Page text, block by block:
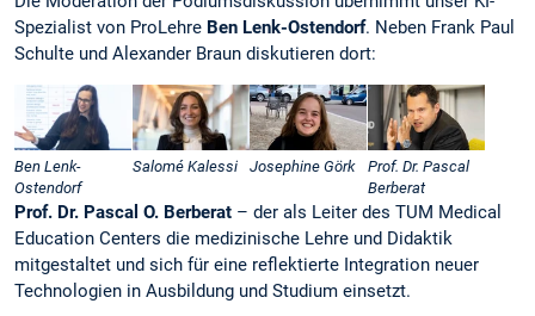
Spezialist von ProLehre Ben Lenk-Ostendorf. Neben Frank Paul
Schulte und Alexander Braun diskutieren dort:
Ben Lenk-
Ostendorf
Salomé Kalessi Josephine Görk
Prof. Dr. Pascal
Berberat
Prof. Dr. Pascal O. Berberat – der als Leiter des TUM Medical
Education Centers die medizinische Lehre und Didaktik
mitgestaltet und sich für eine reflektierte Integration neuer
Technologien in Ausbildung und Studium einsetzt.